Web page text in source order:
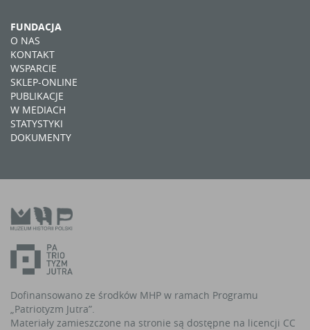
FUNDACJA
O NAS
KONTAKT
WSPARCIE
SKLEP-ONLINE
PUBLIKACJE
W MEDIACH
STATYSTYKI
DOKUMENTY
Dofinansowano ze środków MHP w ramach Programu
„Patriotyzm Jutra”.
Materiały zamieszczone na stronie są dostępne na licencji CC